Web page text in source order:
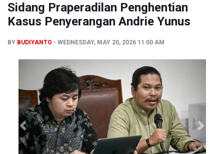
Ramai di Media Sosial Soal Rehat Waktu 48 Jam
Sidang Praperadilan Penghentian
Kasus Penyerangan Andrie Yunus
BY BUDIYANTO WEDNESDAY, MAY 20, 2026 11:00 AM
Previous Next